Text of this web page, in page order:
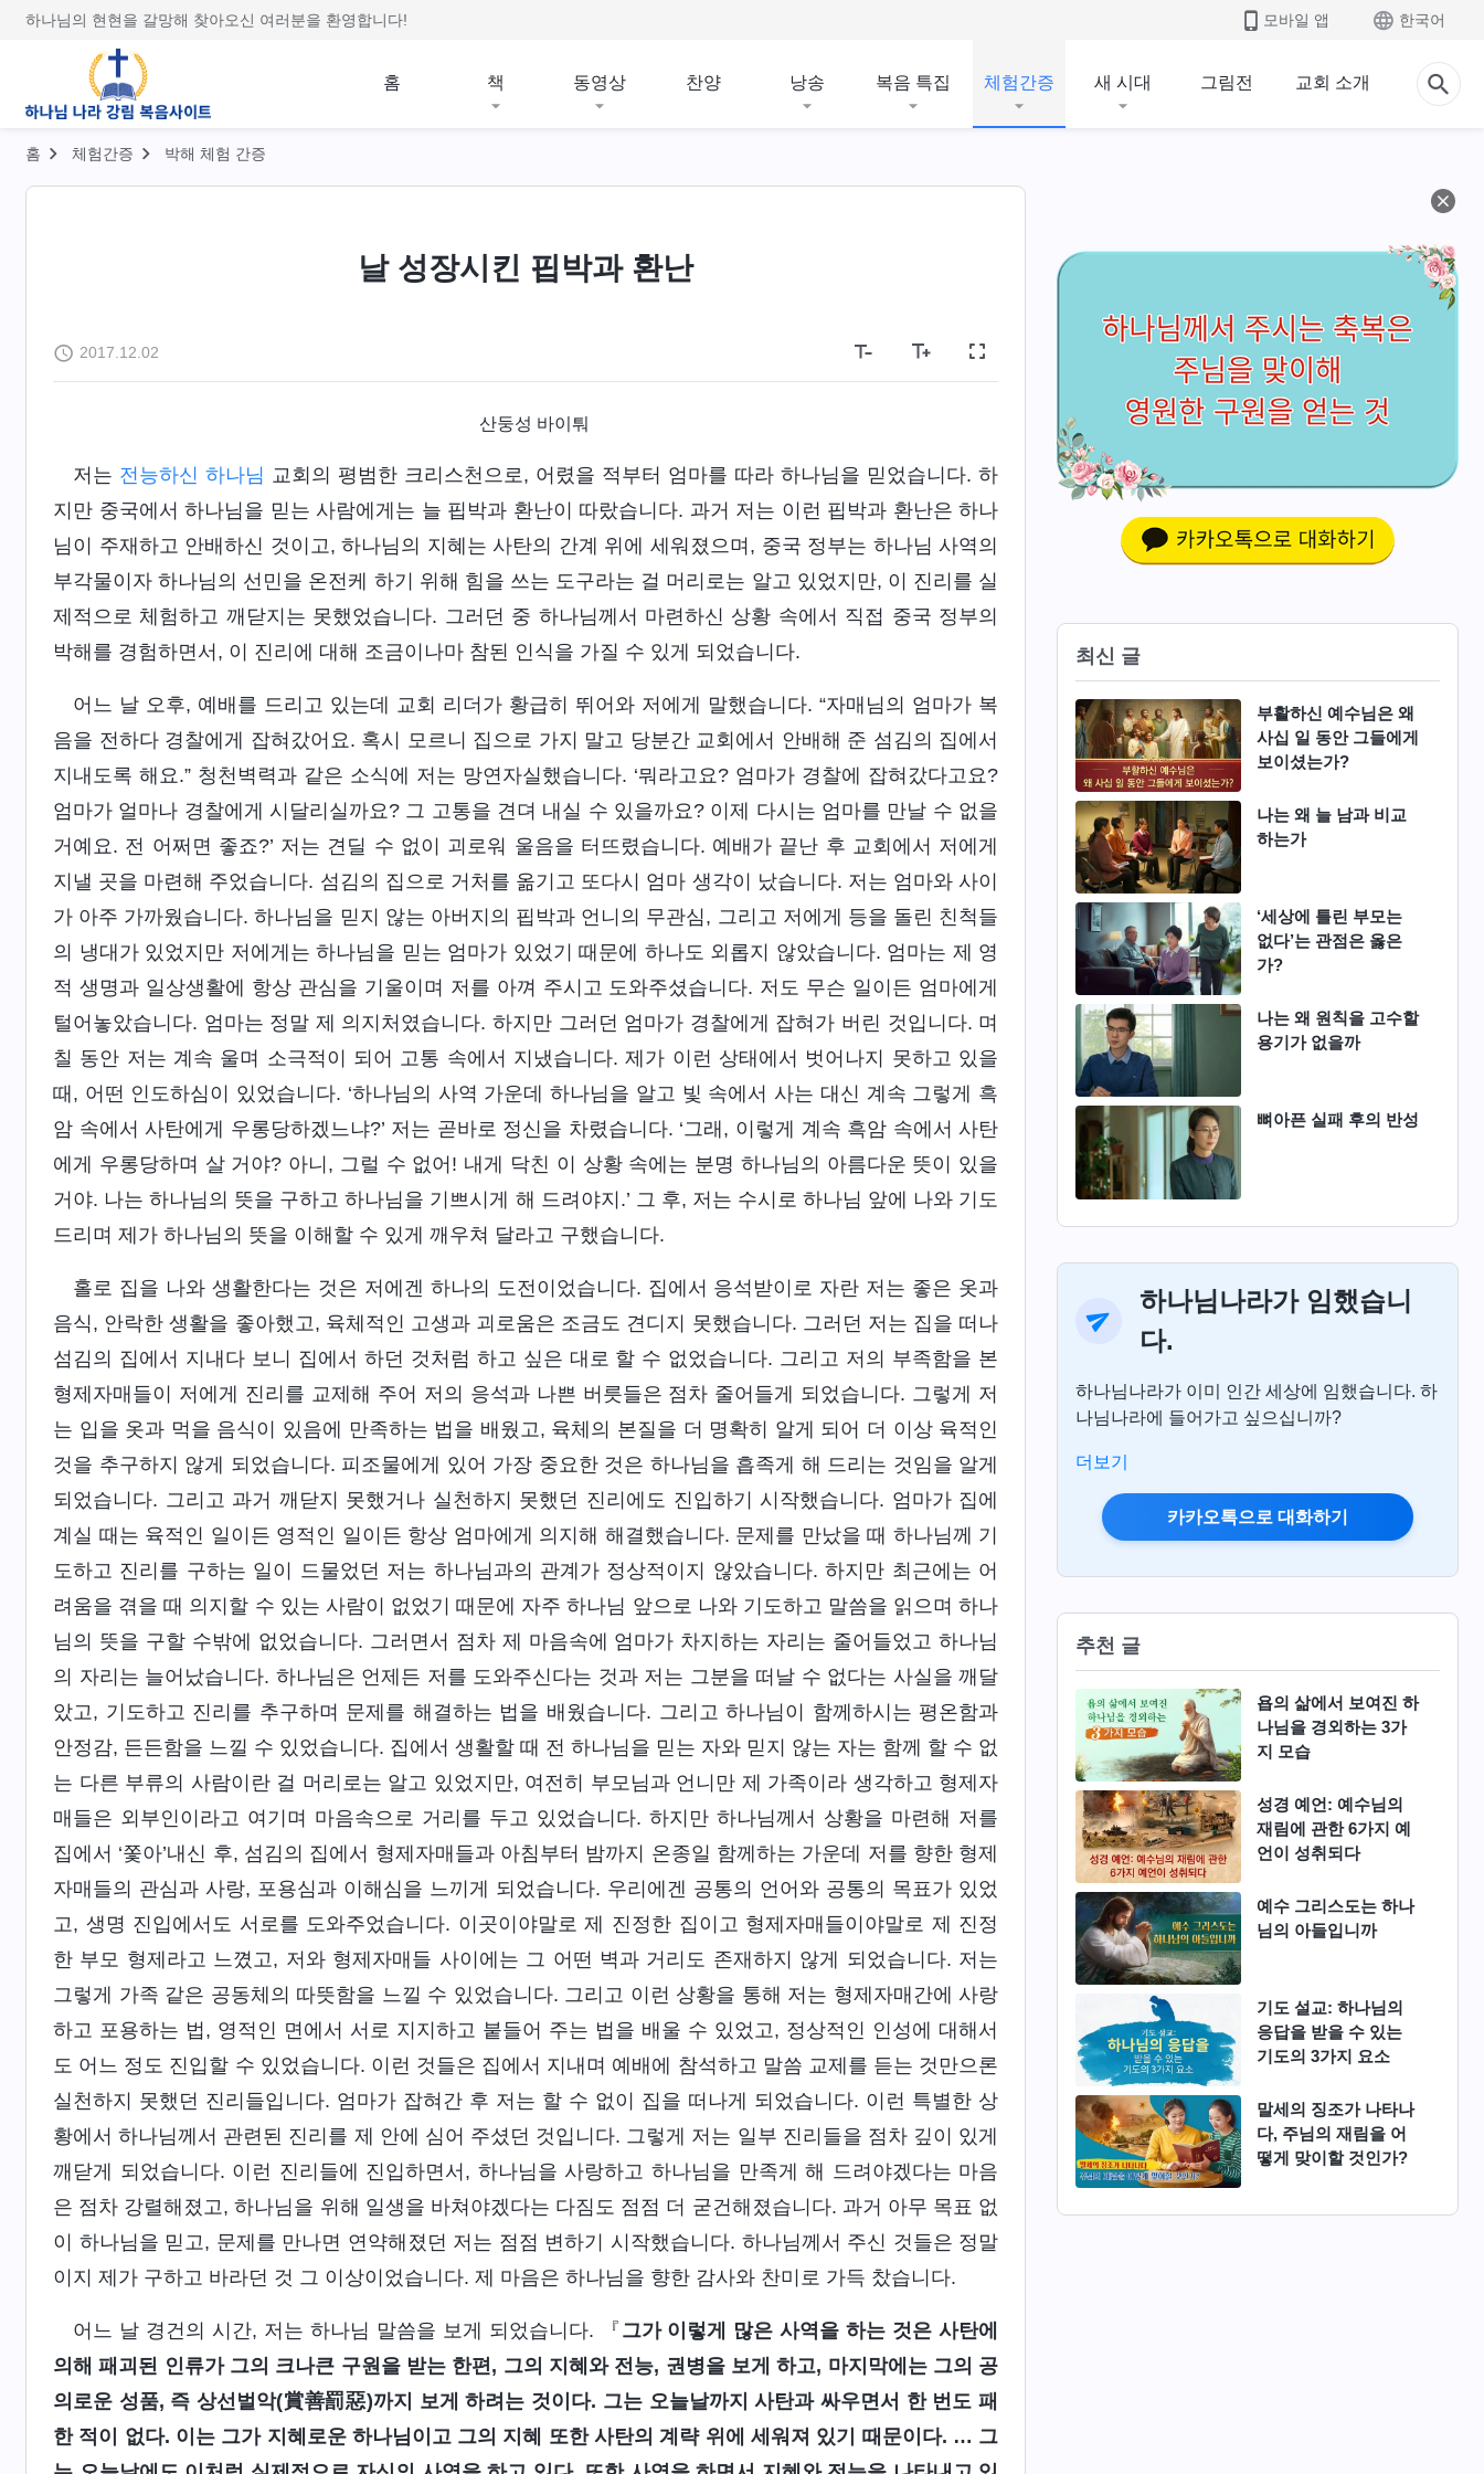
하나님의 현현을 갈망해 찾아오신 여러분을 환영합니다! 모바일 앱 한국어
홈 책 동영상 찬양 낭송 복음 특집 체험간증 새 시대 그림전 교회 소개
홈 체험간증 박해 체험 간증
날 성장시킨 핍박과 환난
2017.12.02
산둥성 바이퉈
저는 전능하신 하나님 교회의 평범한 크리스천으로, 어렸을 적부터 엄마를 따라 하나님을 믿었습니다. 하
지만 중국에서 하나님을 믿는 사람에게는 늘 핍박과 환난이 따랐습니다. 과거 저는 이런 핍박과 환난은 하나
님이 주재하고 안배하신 것이고, 하나님의 지혜는 사탄의 간계 위에 세워졌으며, 중국 정부는 하나님 사역의
부각물이자 하나님의 선민을 온전케 하기 위해 힘을 쓰는 도구라는 걸 머리로는 알고 있었지만, 이 진리를 실
제적으로 체험하고 깨닫지는 못했었습니다. 그러던 중 하나님께서 마련하신 상황 속에서 직접 중국 정부의
박해를 경험하면서, 이 진리에 대해 조금이나마 참된 인식을 가질 수 있게 되었습니다.
어느 날 오후, 예배를 드리고 있는데 교회 리더가 황급히 뛰어와 저에게 말했습니다. “자매님의 엄마가 복
음을 전하다 경찰에게 잡혀갔어요. 혹시 모르니 집으로 가지 말고 당분간 교회에서 안배해 준 섬김의 집에서
지내도록 해요.” 청천벽력과 같은 소식에 저는 망연자실했습니다. ‘뭐라고요? 엄마가 경찰에 잡혀갔다고요?
엄마가 얼마나 경찰에게 시달리실까요? 그 고통을 견뎌 내실 수 있을까요? 이제 다시는 엄마를 만날 수 없을
거예요. 전 어쩌면 좋죠?’ 저는 견딜 수 없이 괴로워 울음을 터뜨렸습니다. 예배가 끝난 후 교회에서 저에게
지낼 곳을 마련해 주었습니다. 섬김의 집으로 거처를 옮기고 또다시 엄마 생각이 났습니다. 저는 엄마와 사이
가 아주 가까웠습니다. 하나님을 믿지 않는 아버지의 핍박과 언니의 무관심, 그리고 저에게 등을 돌린 친척들
의 냉대가 있었지만 저에게는 하나님을 믿는 엄마가 있었기 때문에 하나도 외롭지 않았습니다. 엄마는 제 영
적 생명과 일상생활에 항상 관심을 기울이며 저를 아껴 주시고 도와주셨습니다. 저도 무슨 일이든 엄마에게
털어놓았습니다. 엄마는 정말 제 의지처였습니다. 하지만 그러던 엄마가 경찰에게 잡혀가 버린 것입니다. 며
칠 동안 저는 계속 울며 소극적이 되어 고통 속에서 지냈습니다. 제가 이런 상태에서 벗어나지 못하고 있을
때, 어떤 인도하심이 있었습니다. ‘하나님의 사역 가운데 하나님을 알고 빛 속에서 사는 대신 계속 그렇게 흑
암 속에서 사탄에게 우롱당하겠느냐?’ 저는 곧바로 정신을 차렸습니다. ‘그래, 이렇게 계속 흑암 속에서 사탄
에게 우롱당하며 살 거야? 아니, 그럴 수 없어! 내게 닥친 이 상황 속에는 분명 하나님의 아름다운 뜻이 있을
거야. 나는 하나님의 뜻을 구하고 하나님을 기쁘시게 해 드려야지.’ 그 후, 저는 수시로 하나님 앞에 나와 기도
드리며 제가 하나님의 뜻을 이해할 수 있게 깨우쳐 달라고 구했습니다.
홀로 집을 나와 생활한다는 것은 저에겐 하나의 도전이었습니다. 집에서 응석받이로 자란 저는 좋은 옷과
음식, 안락한 생활을 좋아했고, 육체적인 고생과 괴로움은 조금도 견디지 못했습니다. 그러던 저는 집을 떠나
섬김의 집에서 지내다 보니 집에서 하던 것처럼 하고 싶은 대로 할 수 없었습니다. 그리고 저의 부족함을 본
형제자매들이 저에게 진리를 교제해 주어 저의 응석과 나쁜 버릇들은 점차 줄어들게 되었습니다. 그렇게 저
는 입을 옷과 먹을 음식이 있음에 만족하는 법을 배웠고, 육체의 본질을 더 명확히 알게 되어 더 이상 육적인
것을 추구하지 않게 되었습니다. 피조물에게 있어 가장 중요한 것은 하나님을 흡족게 해 드리는 것임을 알게
되었습니다. 그리고 과거 깨닫지 못했거나 실천하지 못했던 진리에도 진입하기 시작했습니다. 엄마가 집에
계실 때는 육적인 일이든 영적인 일이든 항상 엄마에게 의지해 해결했습니다. 문제를 만났을 때 하나님께 기
도하고 진리를 구하는 일이 드물었던 저는 하나님과의 관계가 정상적이지 않았습니다. 하지만 최근에는 어
려움을 겪을 때 의지할 수 있는 사람이 없었기 때문에 자주 하나님 앞으로 나와 기도하고 말씀을 읽으며 하나
님의 뜻을 구할 수밖에 없었습니다. 그러면서 점차 제 마음속에 엄마가 차지하는 자리는 줄어들었고 하나님
의 자리는 늘어났습니다. 하나님은 언제든 저를 도와주신다는 것과 저는 그분을 떠날 수 없다는 사실을 깨달
았고, 기도하고 진리를 추구하며 문제를 해결하는 법을 배웠습니다. 그리고 하나님이 함께하시는 평온함과
안정감, 든든함을 느낄 수 있었습니다. 집에서 생활할 때 전 하나님을 믿는 자와 믿지 않는 자는 함께 할 수 없
는 다른 부류의 사람이란 걸 머리로는 알고 있었지만, 여전히 부모님과 언니만 제 가족이라 생각하고 형제자
매들은 외부인이라고 여기며 마음속으로 거리를 두고 있었습니다. 하지만 하나님께서 상황을 마련해 저를
집에서 ‘쫓아’내신 후, 섬김의 집에서 형제자매들과 아침부터 밤까지 온종일 함께하는 가운데 저를 향한 형제
자매들의 관심과 사랑, 포용심과 이해심을 느끼게 되었습니다. 우리에겐 공통의 언어와 공통의 목표가 있었
고, 생명 진입에서도 서로를 도와주었습니다. 이곳이야말로 제 진정한 집이고 형제자매들이야말로 제 진정
한 부모 형제라고 느꼈고, 저와 형제자매들 사이에는 그 어떤 벽과 거리도 존재하지 않게 되었습니다. 저는
그렇게 가족 같은 공동체의 따뜻함을 느낄 수 있었습니다. 그리고 이런 상황을 통해 저는 형제자매간에 사랑
하고 포용하는 법, 영적인 면에서 서로 지지하고 붙들어 주는 법을 배울 수 있었고, 정상적인 인성에 대해서
도 어느 정도 진입할 수 있었습니다. 이런 것들은 집에서 지내며 예배에 참석하고 말씀 교제를 듣는 것만으론
실천하지 못했던 진리들입니다. 엄마가 잡혀간 후 저는 할 수 없이 집을 떠나게 되었습니다. 이런 특별한 상
황에서 하나님께서 관련된 진리를 제 안에 심어 주셨던 것입니다. 그렇게 저는 일부 진리들을 점차 깊이 있게
깨닫게 되었습니다. 이런 진리들에 진입하면서, 하나님을 사랑하고 하나님을 만족게 해 드려야겠다는 마음
은 점차 강렬해졌고, 하나님을 위해 일생을 바쳐야겠다는 다짐도 점점 더 굳건해졌습니다. 과거 아무 목표 없
이 하나님을 믿고, 문제를 만나면 연약해졌던 저는 점점 변하기 시작했습니다. 하나님께서 주신 것들은 정말
이지 제가 구하고 바라던 것 그 이상이었습니다. 제 마음은 하나님을 향한 감사와 찬미로 가득 찼습니다.
어느 날 경건의 시간, 저는 하나님 말씀을 보게 되었습니다. 『 그가 이렇게 많은 사역을 하는 것은 사탄에
의해 패괴된 인류가 그의 크나큰 구원을 받는 한편, 그의 지혜와 전능, 권병을 보게 하고, 마지막에는 그의 공
의로운 성품, 즉 상선벌악(賞善罰惡)까지 보게 하려는 것이다. 그는 오늘날까지 사탄과 싸우면서 한 번도 패
한 적이 없다. 이는 그가 지혜로운 하나님이고 그의 지혜 또한 사탄의 계략 위에 세워져 있기 때문이다. … 그
최신 글
부활하신 예수님은 왜
사십 일 동안 그들에게
보이셨는가?
나는 왜 늘 남과 비교
하는가
‘세상에 틀린 부모는
없다’는 관점은 옳은
가?
나는 왜 원칙을 고수할
용기가 없을까
뼈아픈 실패 후의 반성
하나님나라가 임했습니
다.
하나님나라가 이미 인간 세상에 임했습니다. 하
나님나라에 들어가고 싶으십니까?
더보기
카카오톡으로 대화하기
추천 글
욥의 삶에서 보여진 하
나님을 경외하는 3가
지 모습
성경 예언: 예수님의
재림에 관한 6가지 예
언이 성취되다
예수 그리스도는 하나
님의 아들입니까
기도 설교: 하나님의
응답을 받을 수 있는
기도의 3가지 요소
말세의 징조가 나타나
다, 주님의 재림을 어
떻게 맞이할 것인가?